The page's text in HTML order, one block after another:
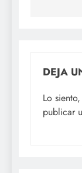
DEJA
Lo
publicar